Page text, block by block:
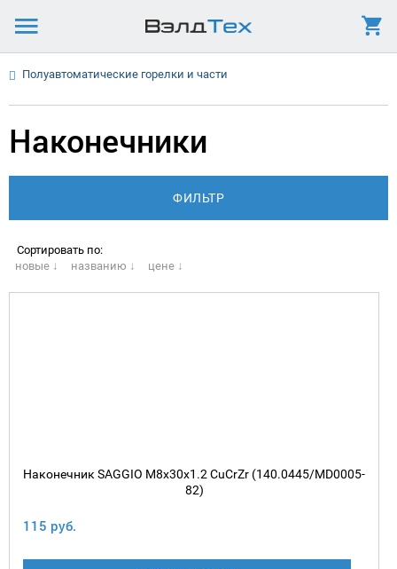
Полуавтоматические горелки и части
Наконечники
Сортировать по:
новые ↓
названию ↓ цене ↓
Наконечник SAGGIO M8х30х1.2 CuCrZr (140.0445/MD0005-
82)
115 руб.